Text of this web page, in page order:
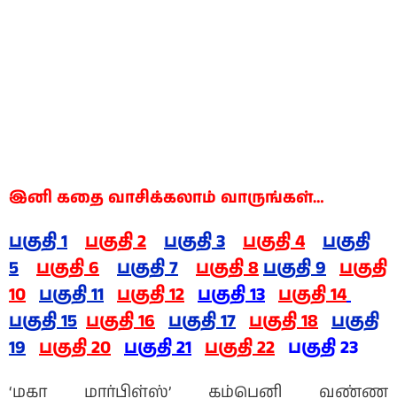
இனி கதை வாசிக்கலாம் வாருங்கள்…
பகுதி 1 பகுதி 2 பகுதி 3 பகுதி 4
பகுதி
5
பகுதி 6 பகுதி 7 பகுதி 8பகுதி 9 பகுதி
10 பகுதி 11 பகுதி 12 பகுதி 13 பகுதி 14
பகுதி 15 பகுதி 16 பகுதி 17 பகுதி 18 பகுதி
19 பகுதி 20 பகுதி 21 பகுதி 22 பகுதி 23
‘மகா மார்பிள்ஸ்’ கம்பெனி வண்ண